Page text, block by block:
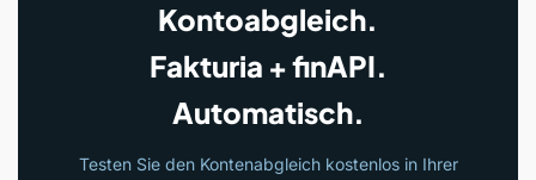
Kontoabgleich.
Fakturia + finAPI.
Automatisch.
Testen Sie den Kontenabgleich kostenlos in Ihrer